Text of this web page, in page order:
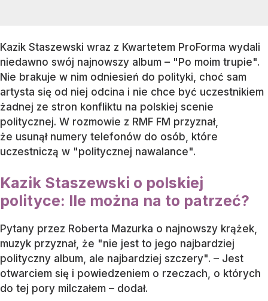
Kazik Staszewski wraz z Kwartetem ProForma wydali
niedawno swój najnowszy album – "Po moim trupie".
Nie brakuje w nim odniesień do polityki, choć sam
artysta się od niej odcina i nie chce być uczestnikiem
żadnej ze stron konfliktu na polskiej scenie
politycznej. W rozmowie z RMF FM przyznał,
że usunął numery telefonów do osób, które
uczestniczą w "politycznej nawalance".
Kazik Staszewski o polskiej
polityce: Ile można na to patrzeć?
Pytany przez Roberta Mazurka o najnowszy krążek,
muzyk przyznał, że "nie jest to jego najbardziej
polityczny album, ale najbardziej szczery". – Jest
otwarciem się i powiedzeniem o rzeczach, o których
do tej pory milczałem – dodał.